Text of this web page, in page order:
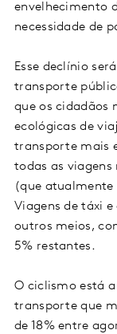
envelhecimento
necessidade de
Esse declínio
transporte
que os cidadãos
ecológicas de
transporte mais
todas as
(que atualmente
Viagens de táxi
outros meios,
5% restantes.
O ciclismo está
transporte que
de 18% entre